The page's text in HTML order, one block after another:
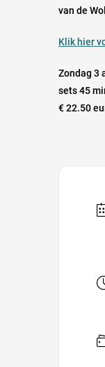
van de
Klik hier
Zondag 3
sets 45
€ 22.50